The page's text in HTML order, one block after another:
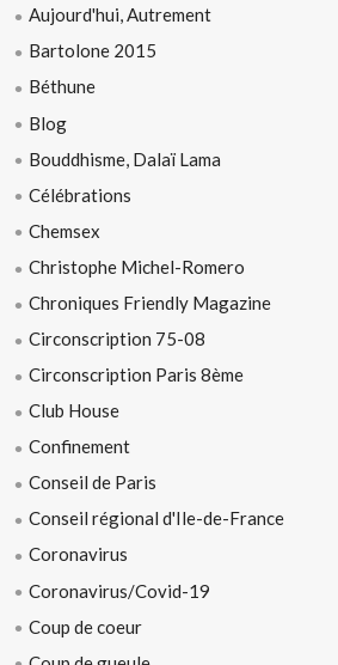
Aujourd'hui, Autrement
Bartolone 2015
Béthune
Blog
Bouddhisme, Dalaï Lama
Célébrations
Chemsex
Christophe Michel-Romero
Chroniques Friendly Magazine
Circonscription 75-08
Circonscription Paris 8ème
Club House
Confinement
Conseil de Paris
Conseil régional d'Ile-de-France
Coronavirus
Coronavirus/Covid-19
Coup de coeur